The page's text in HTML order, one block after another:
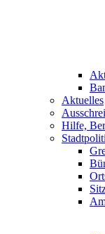
Aktuelles
Hilfe,